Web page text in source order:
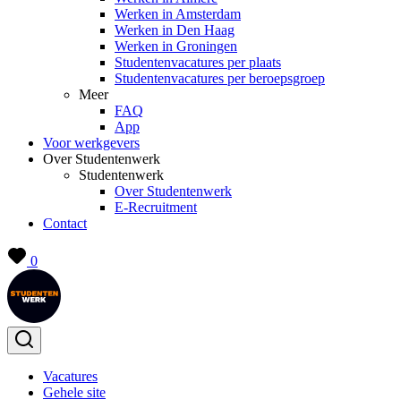
Werken in Amsterdam
Werken in Den Haag
Werken in Groningen
Studentenvacatures per plaats
Studentenvacatures per beroepsgroep
Meer
FAQ
App
Voor werkgevers
Over Studentenwerk
Studentenwerk
Over Studentenwerk
E-Recruitment
Contact
0
Vacatures
Gehele site